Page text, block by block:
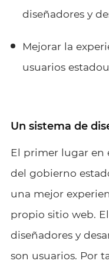
diseñadores y
Mejorar la
usuarios
Un sistema de
El primer lugar en
del gobierno
una mejor
propio sitio web.
diseñadores y
son usuarios. Por